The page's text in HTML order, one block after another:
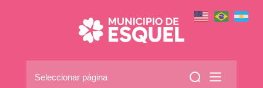
Seleccionar página